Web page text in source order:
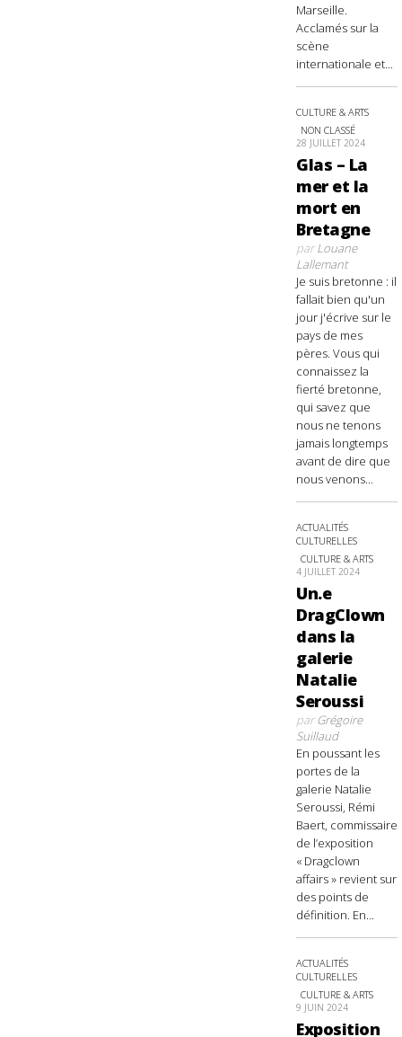
Marseille.
Acclamés sur la
scène
internationale et...
CULTURE & ARTS
NON CLASSÉ
28 JUILLET 2024
Glas – La
mer et la
mort en
Bretagne
parLouane
Lallemant
Je suis bretonne : il
fallait bien qu'un
jour j'écrive sur le
pays de mes
pères. Vous qui
connaissez la
fierté bretonne,
qui savez que
nous ne tenons
jamais longtemps
avant de dire que
nous venons...
ACTUALITÉS
CULTURELLES
CULTURE & ARTS
4 JUILLET 2024
Un.e
DragClown
dans la
galerie
Natalie
Seroussi
parGrégoire
Suillaud
En poussant les
portes de la
galerie Natalie
Seroussi, Rémi
Baert, commissaire
de l’exposition
« Dragclown
affairs » revient sur
des points de
définition. En...
ACTUALITÉS
CULTURELLES
CULTURE & ARTS
9 JUIN 2024
Exposition